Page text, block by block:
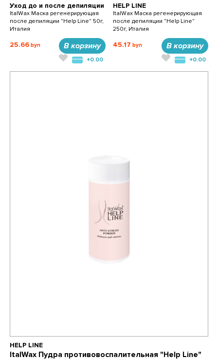
Уход до и после депиляции
ItalWax Маска регенерирующая
после депиляции "Help Line" 50г,
Италия
25.66 В корзину
+0.00
HELP LINE
ItalWax Маска регенерирующая
после депиляции "Help Line"
250г, Италия
45.17 В корзину
+0.00
HELP LINE
ItalWax Пудра противовоспалительная "Help Line"